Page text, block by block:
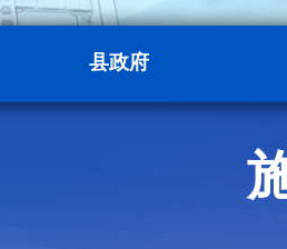
县政府